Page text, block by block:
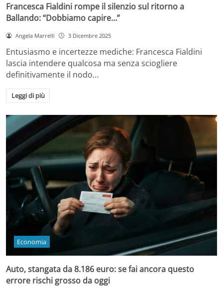
Francesca Fialdini rompe il silenzio sul ritorno a
Ballando: “Dobbiamo capire…”
Angela Marrelli 3 Dicembre 2025
Entusiasmo e incertezze mediche: Francesca Fialdini
lascia intendere qualcosa ma senza sciogliere
definitivamente il nodo…
Leggi di più
Economia
Auto, stangata da 8.186 euro: se fai ancora questo
errore rischi grosso da oggi